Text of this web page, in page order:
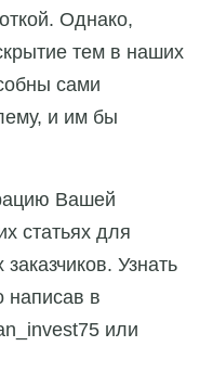
Однако,
тем в наших
сами
и им бы
Вашей
статьях для
Узнать
написав в
или